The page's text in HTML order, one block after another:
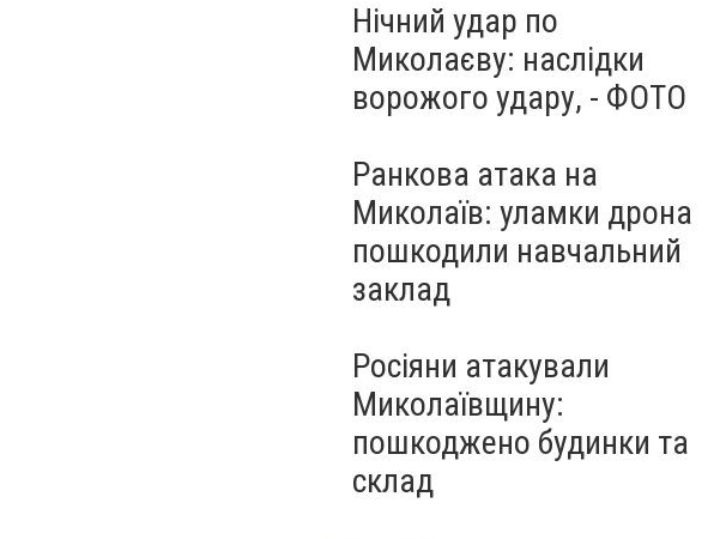
Нічний удар по
Миколаєву: наслідки
ворожого удару, - ФОТО
Ранкова атака на
Миколаїв: уламки дрона
пошкодили навчальний
заклад
Росіяни атакували
Миколаївщину:
пошкоджено будинки та
склад